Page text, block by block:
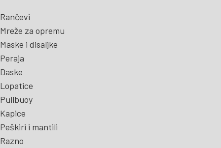
Rančevi
Mreže za opremu
Maske i disaljke
Peraja
Daske
Lopatice
Pullbuoy
Kapice
Peškiri i mantili
Razno